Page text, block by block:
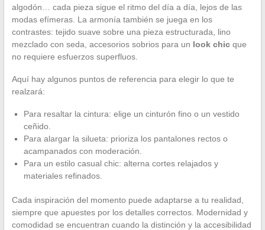
algodón… cada pieza sigue el ritmo del día a día, lejos de las
modas efímeras. La armonía también se juega en los
contrastes: tejido suave sobre una pieza estructurada, lino
mezclado con seda, accesorios sobrios para un look chicque
no requiere esfuerzos superfluos.
Aquí hay algunos puntos de referencia para elegir lo que te
realzará:
Para resaltar la cintura: elige un cinturón fino o un vestido
ceñido.
Para alargar la silueta: prioriza los pantalones rectos o
acampanados con moderación.
Para un estilo casual chic: alterna cortes relajados y
materiales refinados.
Cada inspiración del momento puede adaptarse a tu realidad,
siempre que apuestes por los detalles correctos. Modernidad y
comodidad se encuentran cuando la distinción y la accesibilidad